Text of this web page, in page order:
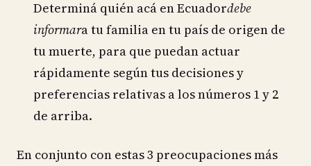
Determiná quién acá en Ecuadordebe
informara tu familia en tu país de origen de
tu muerte, para que puedan actuar
rápidamente según tus decisiones y
preferencias relativas a los números 1 y 2
de arriba.
En conjunto con estas 3 preocupaciones más